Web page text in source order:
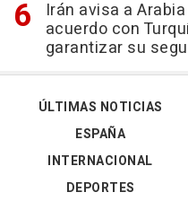
Irán avisa a
acuerdo con
garantizar su
ÚLTIMAS NOTICIAS
ESPAÑA
INTERNACIONAL
DEPORTES